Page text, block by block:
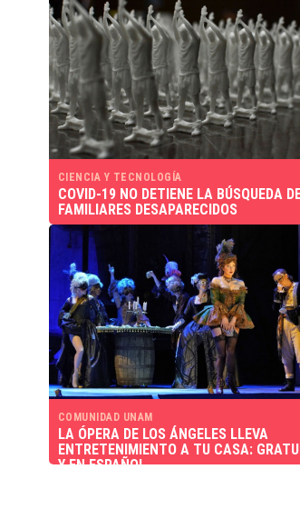
CIENCIA Y TECNOLOGÍA
COVID-19 NO DETIENE LA BÚSQUEDA
FAMILIARES DESAPARECIDOS
COMUNIDAD UNAM
LA ÓPERA DE LOS ÁNGELES LLEVA
ENTRETENIMIENTO A TU CASA:
Y EN ESPAÑOL